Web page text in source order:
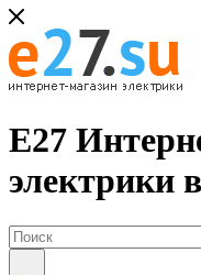
Е27
электрики